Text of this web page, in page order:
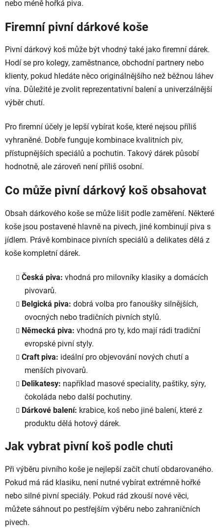
nebo méně hořká piva.
Firemní pivní dárkové koše
Pivní dárkový koš může být vhodný také jako firemní dárek.
Hodí se pro kolegy, zaměstnance, obchodní partnery nebo
klienty, pokud hledáte něco originálnějšího než běžnou láhev
vína. Důležité je zvolit reprezentativní balení a univerzálnější
výběr chutí.
Pro firemní účely je lepší vybírat koše, které nejsou příliš
vyhraněné. Dobře funguje kombinace kvalitních piv,
přístupnějších speciálů a pochutin. Takový dárek působí
hodnotně, ale zároveň není příliš osobní.
Co může pivní dárkový koš obsahovat
Obsah dárkového koše se může lišit podle zaměření. Některé
koše jsou postavené hlavně na pivech, jiné kombinují piva s
jídlem. Právě kombinace pivních speciálů a delikates dělá z
koše kompletní dárek.
Česká piva: vhodná pro milovníky klasiky a domácích
pivovarů.
Belgická piva: dobrá volba pro fanoušky silnějších,
ovocných nebo tradičních pivních stylů.
Německá piva: vhodná pro ty, kdo mají rádi tradiční
evropské pivní styly.
Craft piva: ideální pro objevování nových chutí a
menších pivovarů.
Delikatesy: například masové speciality, paštiky, sýry,
čokoláda nebo další pochutiny.
Dárkové balení: krabice, koš nebo jiné balení, které z
produktu dělá hotový dárek.
Jak vybrat pivní koš podle chuti
Při výběru pivního koše je nejlepší začít chutí obdarovaného.
Pokud má rád klasiku, není nutné vybírat extrémně hořké
nebo silné pivní speciály. Pokud rád zkouší nové věci,
můžete sáhnout po pestřejším výběru nebo zahraničních
pivech.